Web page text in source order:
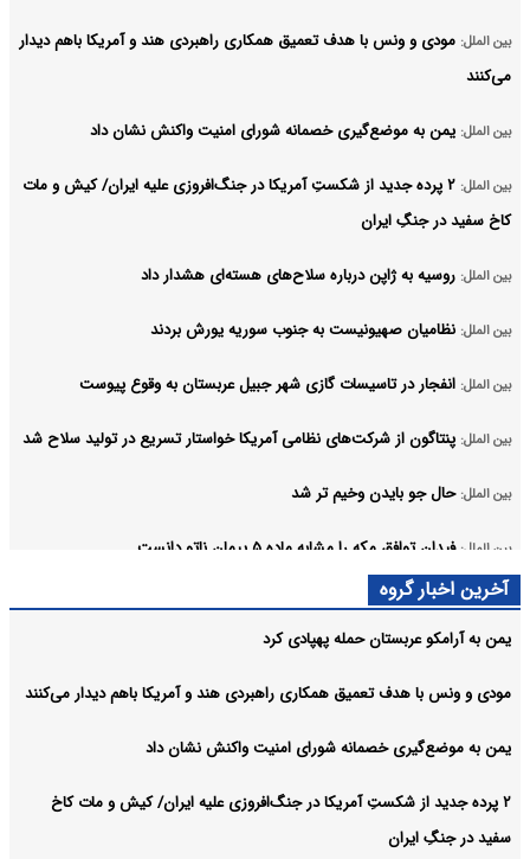
بین الملل: مودی و ونس با هدف تعمیق همکاری راهبردی هند و آمریکا باهم دیدار
می‌کنند
بین الملل: یمن به موضع‌گیری خصمانه شورای امنیت واکنش نشان داد
بین الملل:
۲ پرده جدید از شکستِ آمریکا در جنگ‌افروزی علیه ایران/ کیش و مات
کاخ سفید در جنگِ ایران
بین الملل: روسیه به ژاپن درباره سلاح‌های هسته‌ای هشدار داد
بین الملل: نظامیان صهیونیست به جنوب سوریه یورش بردند
بین الملل: انفجار در تاسیسات گازی شهر جبیل عربستان به وقوع پیوست
بین الملل: پنتاگون از شرکت‌های نظامی آمریکا خواستار تسریع در تولید سلاح شد
بین الملل: حال جو بایدن وخیم تر شد
بین الملل: فیدان توافق مکه را مشابه ماده ۵ پیمان ناتو دانست
آخرین اخبار گروه
یمن به آرامکو عربستان حمله پهپادی کرد
مودی و ونس با هدف تعمیق همکاری راهبردی هند و آمریکا باهم دیدار می‌کنند
یمن به موضع‌گیری خصمانه شورای امنیت واکنش نشان داد
۲ پرده جدید از شکستِ آمریکا در جنگ‌افروزی علیه ایران/ کیش و مات کاخ
سفید در جنگِ ایران